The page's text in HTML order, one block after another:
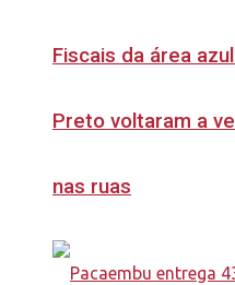
Fiscais da área
Preto voltaram a
nas ruas